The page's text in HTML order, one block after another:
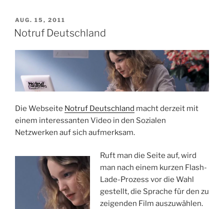
VERÖFFENTLICHT
AM
AUG. 15, 2011
Notruf Deutschland
Die Webseite Notruf Deutschland macht derzeit mit
einem interessanten Video in den Sozialen
Netzwerken auf sich aufmerksam.
Ruft man die Seite auf, wird
man nach einem kurzen Flash-
Lade-Prozess vor die Wahl
gestellt, die Sprache für den zu
zeigenden Film auszuwählen.